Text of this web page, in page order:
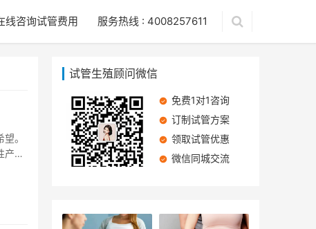
线咨询试管费用 服务热线 : 4008257611
。
产生
试管生殖顾问微信
免费1对1咨询
订制试管方案
领取试管优惠
微信同城交流